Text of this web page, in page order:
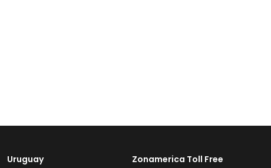
Uruguay
Zonamerica Toll Free